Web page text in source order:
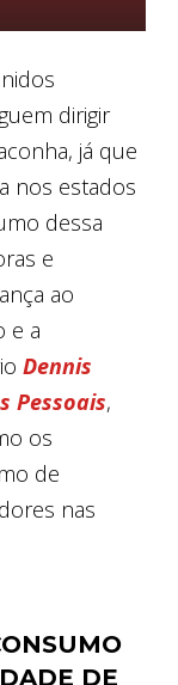
dirigir
já que
nos estados
dessa
e
ao
e a
Dennis
Pessoais,
os
de
nas
DE